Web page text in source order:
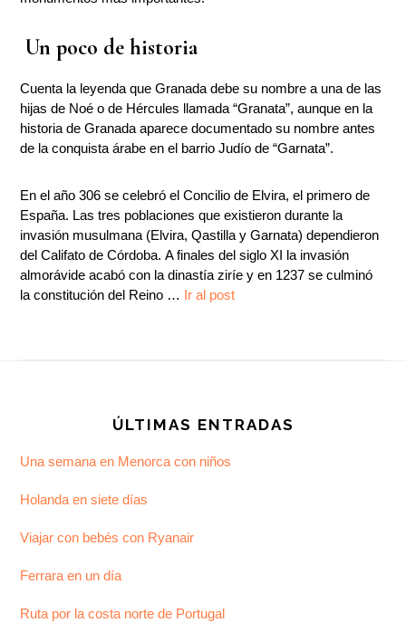
Un poco de historia
Cuenta la leyenda que Granada debe su nombre a una de las
hijas de Noé o de Hércules llamada “Granata”, aunque en la
historia de Granada aparece documentado su nombre antes
de la conquista árabe en el barrio Judío de “Garnata”.
En el año 306 se celebró el Concilio de Elvira, el primero de
España. Las tres poblaciones que existieron durante la
invasión musulmana (Elvira, Qastilla y Garnata) dependieron
del Califato de Córdoba. A finales del siglo XI la invasión
almorávide acabó con la dinastía ziríe y en 1237 se culminó
la constitución del Reino … Ir al post
ÚLTIMAS ENTRADAS
Una semana en Menorca con niños
Holanda en siete días
Viajar con bebés con Ryanair
Ferrara en un día
Ruta por la costa norte de Portugal